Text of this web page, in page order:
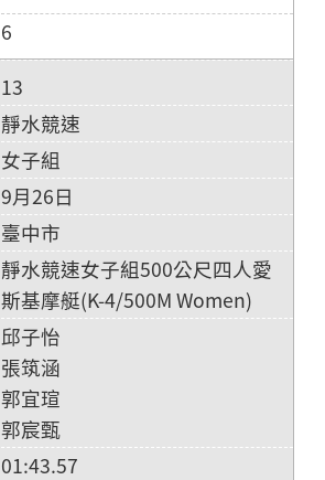
6
13
靜水競速
女子組
9月26日
臺中市
靜水競速女子組500公尺四人愛
斯基摩艇(K-4/500M Women)
邱子怡
張筑涵
郭宜瑄
郭宸甄
01:43.57